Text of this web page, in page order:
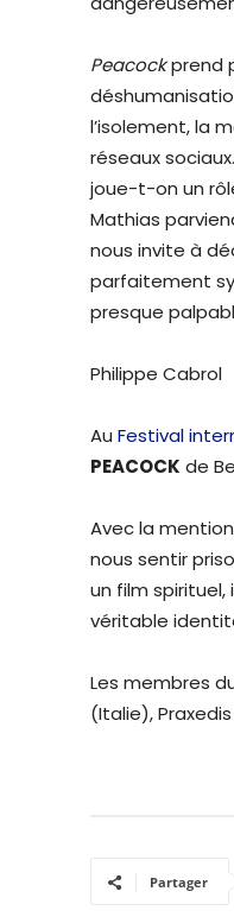
Peacockprend
l’isolement, la
réseaux
joue-t-on un
Mathias
nous invite à
parfaitement
presque
Philippe Cabrol
Au Festival
PEACOCK de
Avec la
nous sentir
un film
véritable
Les membres
(Italie),
Partager